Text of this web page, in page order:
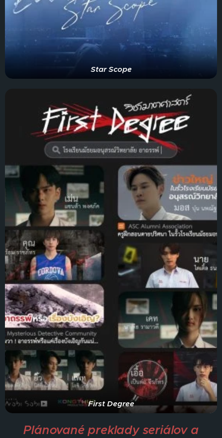
Star Scope
First Degree
Plánované preklady seriálov a